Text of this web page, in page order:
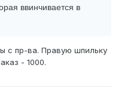
ввинчивается в
с пр-ва. Правую шпильку
- 1000.